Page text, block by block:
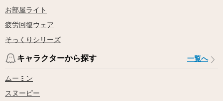
お部屋ライト
疲労回復ウェア
そっくりシリーズ
キャラクターから探す 一覧へ
ムーミン
スヌーピー